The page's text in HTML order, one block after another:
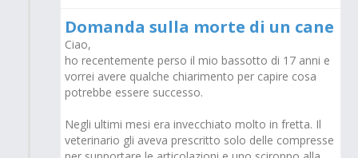
Domanda sulla morte di un cane
Ciao,
ho recentemente perso il mio bassotto di 17 anni e
vorrei avere qualche chiarimento per capire cosa
potrebbe essere successo.
Negli ultimi mesi era invecchiato molto in fretta. Il
veterinario gli aveva prescritto solo delle compresse